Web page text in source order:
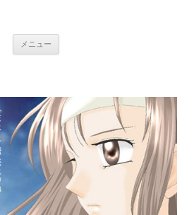
メニュー
ス
キ
ッ
プ